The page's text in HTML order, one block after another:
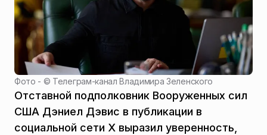
Фото - © Телеграм-канал Владимира Зеленского
Отставной подполковник Вооруженных сил
США Дэниел Дэвис в публикации в
социальной сети X выразил уверенность,